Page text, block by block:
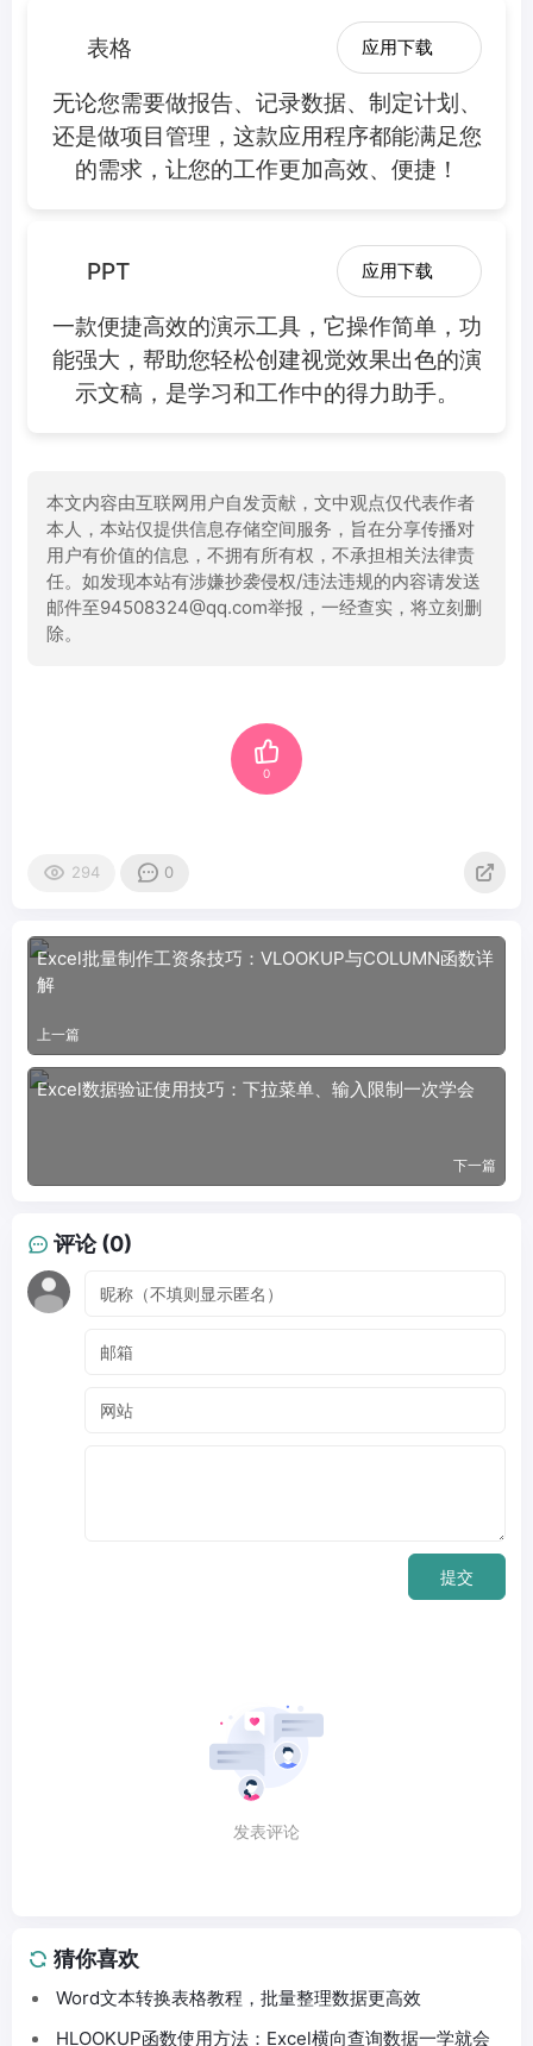
表格 应用下载
无论您需要做报告、记录数据、制定计划、
还是做项目管理，这款应用程序都能满足您
的需求，让您的工作更加高效、便捷！
PPT 应用下载
一款便捷高效的演示工具，它操作简单，功
能强大，帮助您轻松创建视觉效果出色的演
示文稿，是学习和工作中的得力助手。
本文内容由互联网用户自发贡献，文中观点仅代表作者
本人，本站仅提供信息存储空间服务，旨在分享传播对
用户有价值的信息，不拥有所有权，不承担相关法律责
任。如发现本站有涉嫌抄袭侵权/违法违规的内容请发送
邮件至94508324@qq.com举报，一经查实，将立刻删
除。
0
294 0
Excel批量制作工资条技巧：VLOOKUP与COLUMN函数详
解
上一篇
Excel数据验证使用技巧：下拉菜单、输入限制一次学会
下一篇
评论 (0)
提交
发表评论
猜你喜欢
Word文本转换表格教程，批量整理数据更高效
HLOOKUP函数使用方法：Excel横向查询数据一学就会